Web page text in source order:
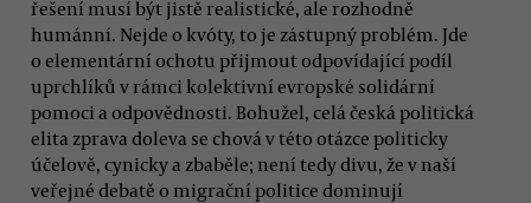
řešení musí být jistě realistické, ale rozhodně
humánní. Nejde o kvóty, to je zástupný problém. Jde
o elementární ochotu přijmout odpovídající podíl
uprchlíků v rámci kolektivní evropské solidární
pomoci a odpovědnosti. Bohužel, celá česká politická
elita zprava doleva se chová v této otázce politicky
účelově, cynicky a zbaběle; není tedy divu, že v naší
veřejné debatě o migrační politice dominují